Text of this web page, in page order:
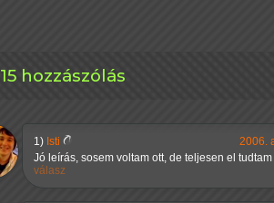
15 hozzászólás
1) Isti
2006.
Jó leírás, sosem voltam ott, de teljesen el
válasz